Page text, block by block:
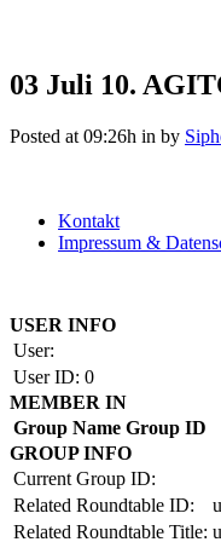
03 Juli 10.
Posted at 09:26h in by
Kontakt
Impressum &
USER INFO
User:
User ID: 0
MEMBER IN
Group Name Group ID
GROUP INFO
Current Group ID:
Related Roundtable ID:
Related Roundtable Title: